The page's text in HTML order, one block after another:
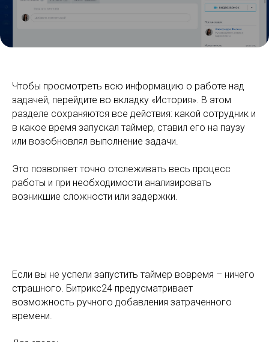
Чтобы просмотреть всю информацию о работе над
задачей, перейдите во вкладку «История». В этом
разделе сохраняются все действия: какой сотрудник и
в какое время запускал таймер, ставил его на паузу
или возобновлял выполнение задачи.
Это позволяет точно отслеживать весь процесс
работы и при необходимости анализировать
возникшие сложности или задержки.